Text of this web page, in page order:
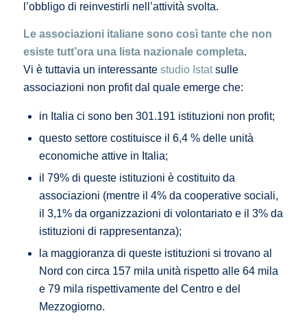
l’obbligo di reinvestirli nell’attività svolta.
Le associazioni italiane sono così tante che non
esiste tutt’ora una lista nazionale completa.
Vi è tuttavia un interessante studio Istatsulle
associazioni non profit dal quale emerge che:
in Italia ci sono ben 301.191 istituzioni non profit;
questo settore costituisce il 6,4 % delle unità
economiche attive in Italia;
il 79% di queste istituzioni è costituito da
associazioni (mentre il 4% da cooperative sociali,
il 3,1% da organizzazioni di volontariato e il 3% da
istituzioni di rappresentanza);
la maggioranza di queste istituzioni si trovano al
Nord con circa 157 mila unità rispetto alle 64 mila
e 79 mila rispettivamente del Centro e del
Mezzogiorno.